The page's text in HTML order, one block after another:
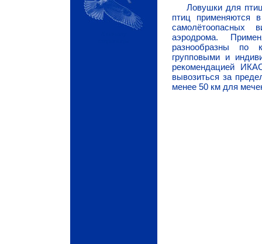
Ловушки для
птиц применяются
самолётоопасных
аэродрома.
разнообразны по
групповыми и
рекомендацией
вывозиться за
менее 50 км для